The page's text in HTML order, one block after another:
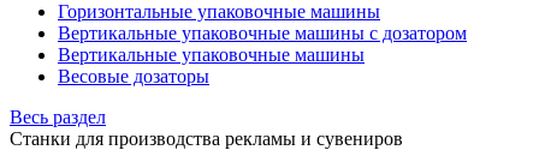
Горизонтальные упаковочные машины
Вертикальные упаковочные машины с дозатором
Вертикальные упаковочные машины
Весовые дозаторы
Весь раздел
Станки для производства рекламы и сувениров